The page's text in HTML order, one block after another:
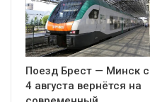
Поезд Брест — Минск с
4 августа вернётся на